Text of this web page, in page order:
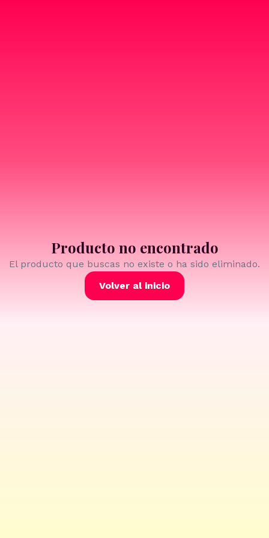
Producto no encontrado
El producto que buscas no existe o ha sido eliminado.
Volver al inicio